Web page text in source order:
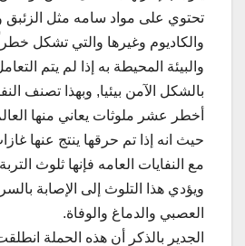
تحتوي على مواد سامه مثل الزئبق
والكاديوم وغيرها والتي تشكل
والبيئة المحيطة به إذا لم يتم
بالشكل الآمن بيئيا, وبهذا تصنف
أخطر عشر ملوثات يعاني منها
حيث انه إذا تم حرقها ينتج عنها
مع النفايات العامه فإنها ثلوث
ويؤدي هذا التلوث إلى الإصابة
العصبي والدماغ والوفاة.